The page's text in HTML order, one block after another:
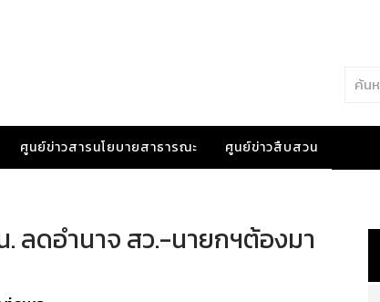
ศูนย์ข่าวสารนโยบายสาธารณะ ศูนย์ข่าวสืบสวน
ลดอำนาจ สว.-นายกฯต้องมา